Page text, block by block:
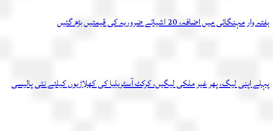
ہفتہ وار مہنگائی میں اضافہ، 20 اشیائے ضروریہ کی قیمتیں بڑھ گئیں
پہلے اپنی لیگ، پھر غیر ملکی لیگیں، کرکٹ آسٹریلیا کی کھلاڑیوں کیلئے نئی پالیسی